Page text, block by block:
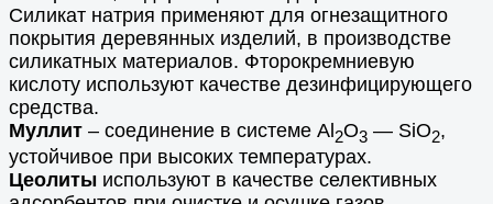
Силикат натрия применяют для огнезащитного
покрытия деревянных изделий, в производстве
силикатных материалов. Фторокремниевую
кислоту используют качестве дезинфицирующего
средства.
Муллит – соединение в системе Al 2O3 — SiO2,
устойчивое при высоких температурах.
Цеолиты используют в качестве селективных